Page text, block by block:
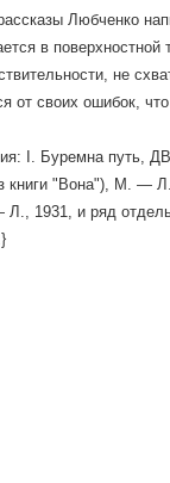
Любченко
в
не
от своих ошибок,
І. Буремна путь,
книги "Вона"), М. —
1931, и ряд